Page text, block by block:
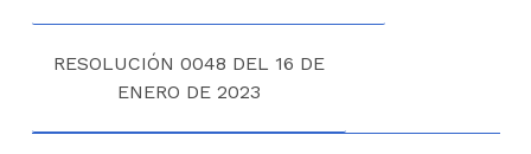
RESOLUCIÓN 0048 DEL 16 DE
ENERO DE 2023